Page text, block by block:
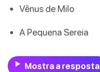
Vênus de Milo
A Pequena Sereia
Mostra a resposta